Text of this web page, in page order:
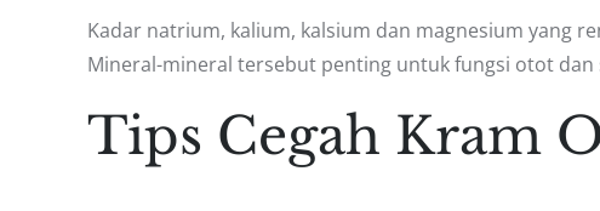
Kadar natrium, kalium, kalsium dan magnesium yang
Mineral-mineral tersebut penting untuk fungsi otot dan
Tips Cegah Kram